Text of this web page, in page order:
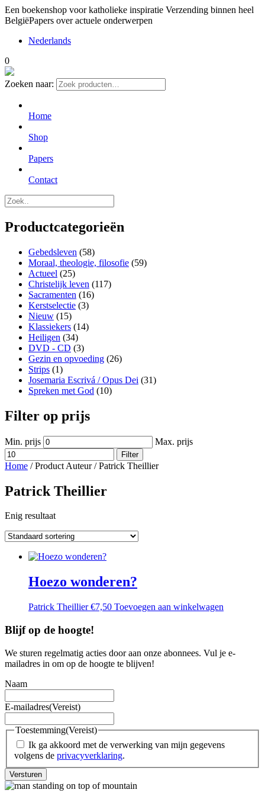
Een boekenshop voor katholieke inspiratie Verzending binnen heel
BelgiëPapers over actuele onderwerpen
Nederlands
0
Zoeken naar:
Home
Shop
Papers
Contact
Productcategorieën
Gebedsleven (58)
Moraal, theologie, filosofie (59)
Actueel (25)
Christelijk leven (117)
Sacramenten (16)
Kerstselectie (3)
Nieuw (15)
Klassiekers (14)
Heiligen (34)
DVD - CD (3)
Gezin en opvoeding (26)
Strips (1)
Josemaria Escrivá / Opus Dei (31)
Spreken met God (10)
Filter op prijs
Min. prijs Max. prijs
Filter
Home / Product Auteur / Patrick Theillier
Patrick Theillier
Enig resultaat
Hoezo wonderen?
Patrick Theillier €7,50 Toevoegen aan winkelwagen
Blijf op de hoogte!
We sturen regelmatig acties door aan onze abonnees. Vul je e-
mailadres in om op de hoogte te blijven!
Naam
E-mailadres(Vereist)
Toestemming(Vereist)
Ik ga akkoord met de verwerking van mijn gegevens
volgens de privacyverklaring.
Versturen